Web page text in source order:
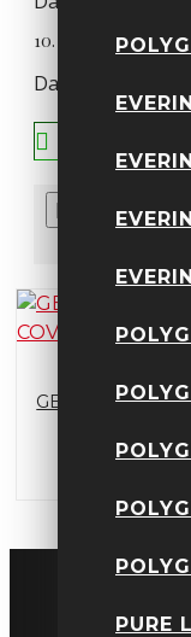
PURE
10. Produsele Base
Da, pot fi
GEL